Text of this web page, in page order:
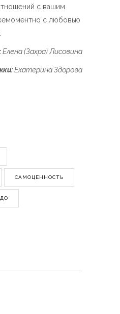
с вашим
с любовью
Елена (Захра) Лисовина
Екатерина Здорова
САМОЦЕННОСТЬ